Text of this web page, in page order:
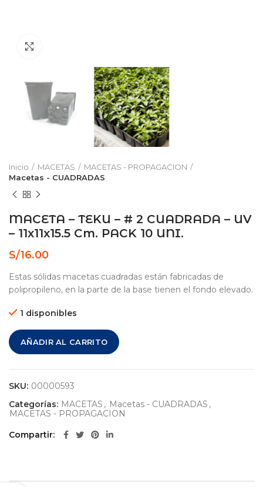
Inicio MACETAS
MACETAS - PROPAGACION
Macetas - CUADRADAS
MACETA – TEKU – # 2 CUADRADA – UV
– 11x11x15.5 Cm. PACK 10 UNI.
S/16.00
Estas sólidas macetas cuadradas están fabricadas de
polipropileno, en la parte de la base tienen el fondo elevado.
1 disponibles
AÑADIR AL CARRITO
SKU: 00000593
Categorías: MACETAS , Macetas - CUADRADAS ,
MACETAS - PROPAGACION
Compartir